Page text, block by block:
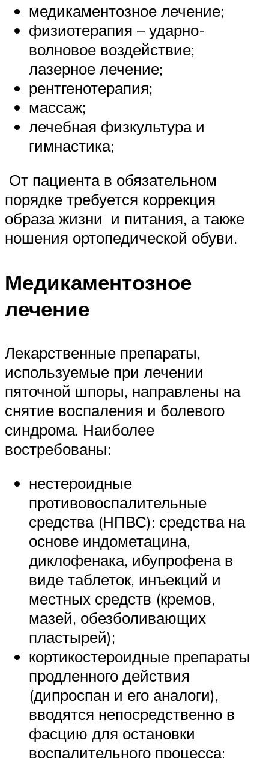
медикаментозное лечение;
физиотерапия – ударно-
волновое воздействие;
лазерное лечение;
рентгенотерапия;
массаж;
лечебная физкультура и
гимнастика;
От пациента в обязательном
порядке требуется коррекция
образа жизни и питания, а также
ношения ортопедической обуви.
Медикаментозное
лечение
Лекарственные препараты,
используемые при лечении
пяточной шпоры, направлены на
снятие воспаления и болевого
синдрома. Наиболее
востребованы:
нестероидные
противовоспалительные
средства (НПВС): средства на
основе индометацина,
диклофенака, ибупрофена в
виде таблеток, инъекций и
местных средств (кремов,
мазей, обезболивающих
пластырей);
кортикостероидные препараты
продленного действия
(дипроспан и его аналоги),
вводятся непосредственно в
фасцию для остановки
воспалительного процесса;